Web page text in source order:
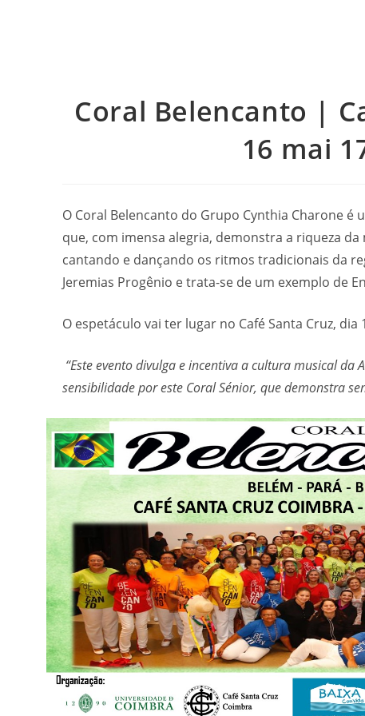
Coral Belencanto |
16 mai
O Coral Belencanto do Grupo Cynthia Charone é
que, com imensa alegria, demonstra a riqueza
cantando e dançando os ritmos tradicionais da
Jeremias Progênio e trata-se de um exemplo de
O espetáculo vai ter lugar no Café Santa Cruz, dia
“Este evento divulga e incentiva a cultura musical
sensibilidade por este Coral Sénior, que demonstra